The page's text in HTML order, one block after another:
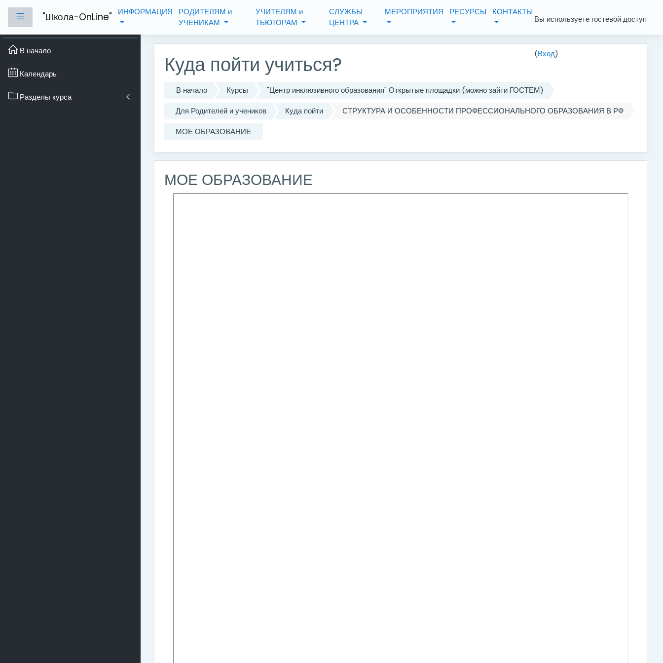
Боковая панель
"Школа-OnLine" ИНФОРМАЦИЯ
РОДИТЕЛЯМ и
УЧЕНИКАМ
УЧИТЕЛЯМ и
ТЬЮТОРАМ
СЛУЖБЫ
ЦЕНТРА
МЕРОПРИЯТИЯ РЕСУРСЫ КОНТАКТЫ
Вы используете гостевой доступ
(Вход)
Куда пойти учиться?
В начало Курсы
"Центр инклюзивного образования" Открытые площадки (можно зайти ГОСТЕМ)
Для Родителей и учеников
Куда пойти
СТРУКТУРА И ОСОБЕННОСТИ ПРОФЕССИОНАЛЬНОГО ОБРАЗОВАНИЯ В РФ
МОЕ ОБРАЗОВАНИЕ
МОЕ ОБРАЗОВАНИЕ
В начало
Календарь
Разделы курса